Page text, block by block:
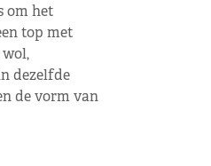
om het
top met
dezelfde
de vorm van